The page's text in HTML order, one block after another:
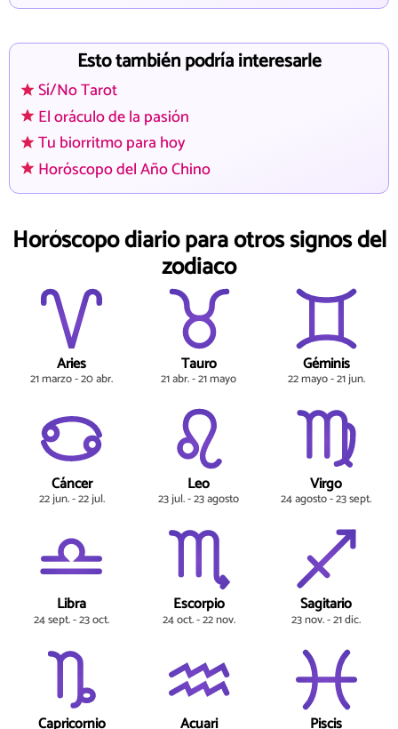
Esto también podría interesarle
Sí/No Tarot
El oráculo de la pasión
Tu biorritmo para hoy
Horóscopo del Año Chino
Horóscopo diario para otros signos del
zodiaco
Aries
21 marzo - 20 abr.
Tauro
21 abr. - 21 mayo
Géminis
22 mayo - 21 jun.
Cáncer
22 jun. - 22 jul.
Leo
23 jul. - 23 agosto
Virgo
24 agosto - 23 sept.
Libra
24 sept. - 23 oct.
Escorpio
24 oct. - 22 nov.
Sagitario
23 nov. - 21 dic.